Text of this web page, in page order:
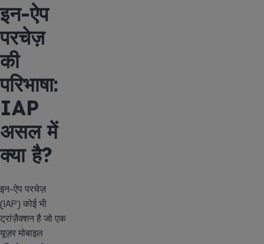
इन-ऐप
परचेज़
की
परिभाषा:
IAP
असल में
क्या है?
इन-ऐप परचेज़
(IAP) कोई भी
ट्रांज़ैक्शन है जो एक
यूज़र मोबाइल